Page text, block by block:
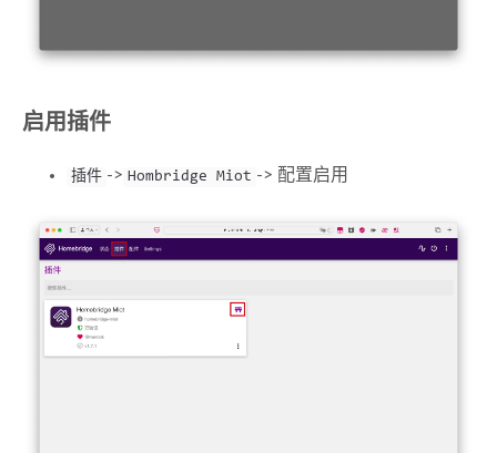
启用插件
插件 -> Hombridge Miot -> 配置启用